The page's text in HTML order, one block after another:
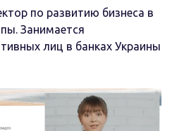
по развитию бизнеса в
Занимается
лиц в банках Украины